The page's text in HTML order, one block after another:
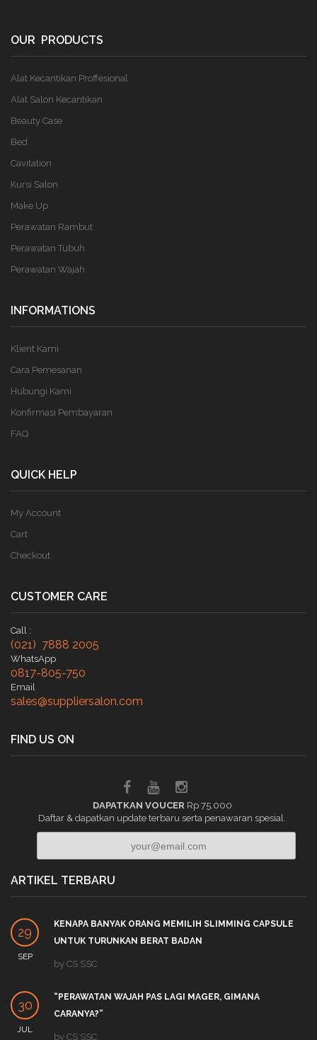
OUR PRODUCTS
Alat Kecantikan Proffesional
Alat Salon Kecantikan
Beauty Case
Bed
Cavitation
Kursi Salon
Make Up
Perawatan Rambut
Perawatan Tubuh
Perawatan Wajah
INFORMATIONS
Klient Kami
Cara Pemesanan
Hubungi Kami
Konfirmasi Pembayaran
FAQ
QUICK HELP
My Account
Cart
Checkout
CUSTOMER CARE
Call :
(021) 7888 2005
WhatsApp
0817-805-750
Email
sales@suppliersalon.com
FIND US ON
DAPATKAN VOUCER Rp 75.000
Daftar & dapatkan update terbaru serta penawaran spesial.
ARTIKEL TERBARU
29
SEP
KENAPA BANYAK ORANG MEMILIH SLIMMING CAPSULE
UNTUK TURUNKAN BERAT BADAN
by CS SSC
30
JUL
“PERAWATAN WAJAH PAS LAGI MAGER, GIMANA
CARANYA?”
by CS SSC